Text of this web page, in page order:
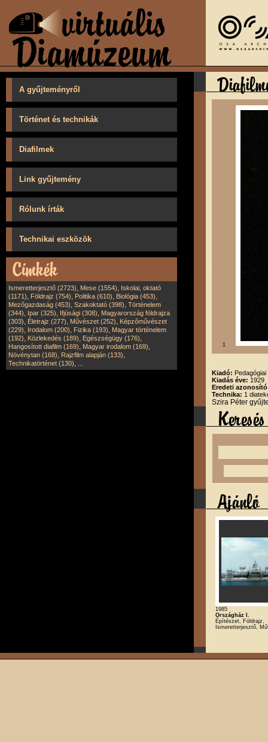
A gyűjteményről
Történet és technikák
Diafilmek
Link gyűjtemény
Rólunk írták
Technikai eszközök
Ismeretterjesztő (2723), Mese (1554), Iskolai, oktató
(1171), Földrajz (754), Politika (610), Biológia (453),
Mezőgazdaság (453), Szakoktató (398), Történelem
(344), Ipar (325), Ifjúsági (308), Magyarország földrajza
(303), Életrajz (277), Művészet (252), Képzőművészet
(229), Irodalom (200), Fizika (193), Magyar történelem
(192), Közlekedés (189), Egészségügy (176),
Hangosított diafilm (169), Magyar irodalom (169),
Növénytan (168), Rajzfilm alapján (133),
Technikatörténet (130),
1
Kiadó:
Kiadás éve: 1929
Eredeti
Technika: 1
Szira Péter
1985
Országház I.
Építészet, Földrajz,
Ismeretterjesztő,